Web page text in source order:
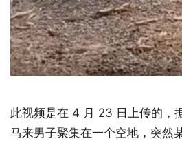
此视频是在 4 月 23 日上传的，
马来男子聚集在一个空地，突然